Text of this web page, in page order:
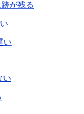
が残る
い
い